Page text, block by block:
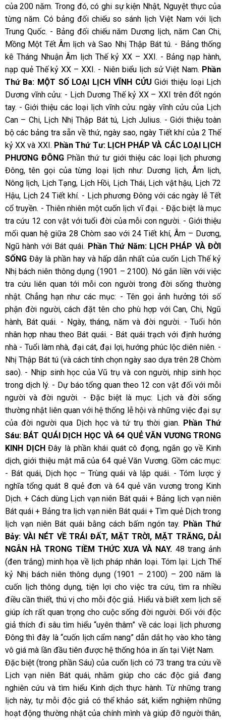
của 200 năm. Trong đó, có ghi sự kiện Nhật, Nguyệt thực của
từng năm. Có bảng đối chiếu so sánh lịch Việt Nam với lịch
Trung Quốc. - Bảng đối chiếu năm Dương lịch, năm Can Chi,
Mồng Một Tết Âm lịch và Sao Nhị Thập Bát tú. - Bảng thống
kê Tháng Nhuận Âm lịch Thế kỷ XX – XXI. - Bảng nạp hành,
nạp quẻ Thế kỷ XX – XXI. - Niên biểu lịch sử Việt Nam. Phần
Thứ Ba: MỘT SỐ LOẠI LỊCH VĨNH CỬU Giới thiệu loại Lịch
Dương vĩnh cửu: - Lịch Dương Thế kỷ XX – XXI trên đốt ngón
tay. - Giới thiệu các loại lịch vĩnh cửu: ngày vĩnh cửu của Lịch
Can – Chi, Lịch Nhị Thập Bát tú, Lịch Julius. - Giới thiệu toàn
bộ các bảng tra sẵn về thứ, ngày sao, ngày Tiết khí của 2 Thế
kỷ XX và XXI. Phần Thứ Tư: LỊCH PHÁP VÀ CÁC LOẠI LỊCH
PHƯƠNG ĐÔNGPhần thứ tư giới thiệu các loại lịch phương
Đông, tên gọi của từng loại lịch như: Dương lịch, Âm lịch,
Nông lịch, Lịch Tạng, Lịch Hồi, Lịch Thái, Lịch vật hậu, Lịch 72
Hậu, Lịch 24 Tiết khí. - Lịch phương Đông với các ngày lễ Tết
cổ truyền. - Thiên nhiên một cuốn lịch vĩ đại. - Đặc biệt là mục
tra cứu 12 con vật với tuổi đời của mỗi con người. - Giới thiệu
mối quan hệ giữa 28 Chòm sao với 24 Tiết khí, Âm – Dương,
Ngũ hành với Bát quái. Phần Thứ Năm: LỊCH PHÁP VÀ ĐỜI
SỐNGĐây là phần hay và hấp dẫn nhất của cuốn Lịch Thế kỷ
Nhị bách niên thông dụng (1901 – 2100). Nó gắn liền với việc
tra cứu liên quan tới mỗi con người trong đời sống thường
nhật. Chẳng hạn như các mục: - Tên gọi ảnh hưởng tới số
phận đời người, cách đặt tên cho phù hợp với Can, Chi, Ngũ
hành, Bát quái. - Ngày, tháng, năm và đời người. - Tuổi hôn
nhân hợp nhau theo Bát quái. - Bát quái trạch với định hướng
nhà - Tuổi làm nhà, đại cát, đại lợi, hướng phúc lộc diên niên. -
Nhị Thập Bát tú (và cách tính chọn ngày sao dựa trên 28 Chòm
sao). - Nhịp sinh học của Vũ trụ và con người, nhịp sinh học
trong dịch lý. - Dự báo tổng quan theo 12 con vật đối với mỗi
người và đời người. - Đặc biệt là mục: Lịch và đời sống
thường nhật liên quan với hệ thống lễ hội và những việc đại sự
của đời người qua Dịch học và tứ trụ thời gian. Phần Thứ
Sáu: BÁT QUÁI DỊCH HỌC VÀ 64 QUẺ VĂN VƯƠNG TRONG
KINH DỊCHĐây là phần khái quát cô đọng, ngắn gọ về Kinh
dịch, giới thiệu mật mã của 64 quẻ Văn Vương. Gồm các mục:
- Bát quái, Dịch học – Trùng quái và lập quái. - Tóm lược ý
nghĩa tổng quát 8 quẻ đơn và 64 quẻ văn vương trong Kinh
Dịch. + Cách dùng Lịch vạn niên Bát quái + Bảng lịch vạn niên
Bát quái + Bảng tra lịch vạn niên Bát quái + Tìm quẻ Dịch trong
lịch vạn niên Bát quái bằng cách bấm ngón tay. Phần Thứ
Bảy: VÀI NÉT VỀ TRÁI ĐẤT, MẶT TRỜI, MẶT TRĂNG, DẢI
NGÂN HÀ TRONG TIỀM THỨC XƯA VÀ NAY. 48 trang ảnh
(đen trắng) minh họa về lịch pháp nhân loại. Tóm lại: Lịch Thế
kỷ Nhị bách niên thông dụng (1901 – 2100) – 200 năm là
cuốn lịch thông dụng, tiện lợi cho việc tra cứu, tìm ra nhiều
điều cần thiết, thú vị cho mỗi độc giả. Hiểu và biết xem lịch sẽ
giúp ích rất quan trọng cho cuộc sống đời người. Đối với độc
giả thích đi sâu tìm hiểu “uyên thâm” về các loại lịch phương
Đông thì đây là “cuốn lịch cẩm nang” dẫn dắt họ vào kho tàng
vô giá mà lần đầu tiên được hệ thống hóa in ấn tại Việt Nam.
Đặc biệt (trong phần Sáu) của cuốn lịch có 73 trang tra cứu về
Lịch vạn niên Bát quái, nhằm giúp cho các độc giả đang
nghiên cứu và tìm hiểu Kinh dịch thực hành. Từ những trang
lịch này, tự mỗi độc giả có thể khảo sát, kiểm nghiệm những
hoạt động thường nhật của chính mình và giúp đỡ người thân,